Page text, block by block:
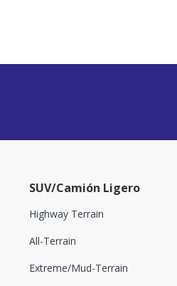
SUV/Camión Ligero
Highway Terrain
All-Terrain
Extreme/Mud-Terrain